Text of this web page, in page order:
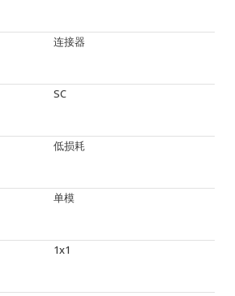
连接器
SC
低损耗
单模
1x1